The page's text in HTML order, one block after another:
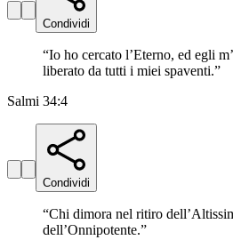
Condividi
“Io ho cercato l’Eterno, ed egli
liberato da tutti i miei spaventi.”
Salmi 34:4
Condividi
“Chi dimora nel ritiro
dell’Onnipotente.”